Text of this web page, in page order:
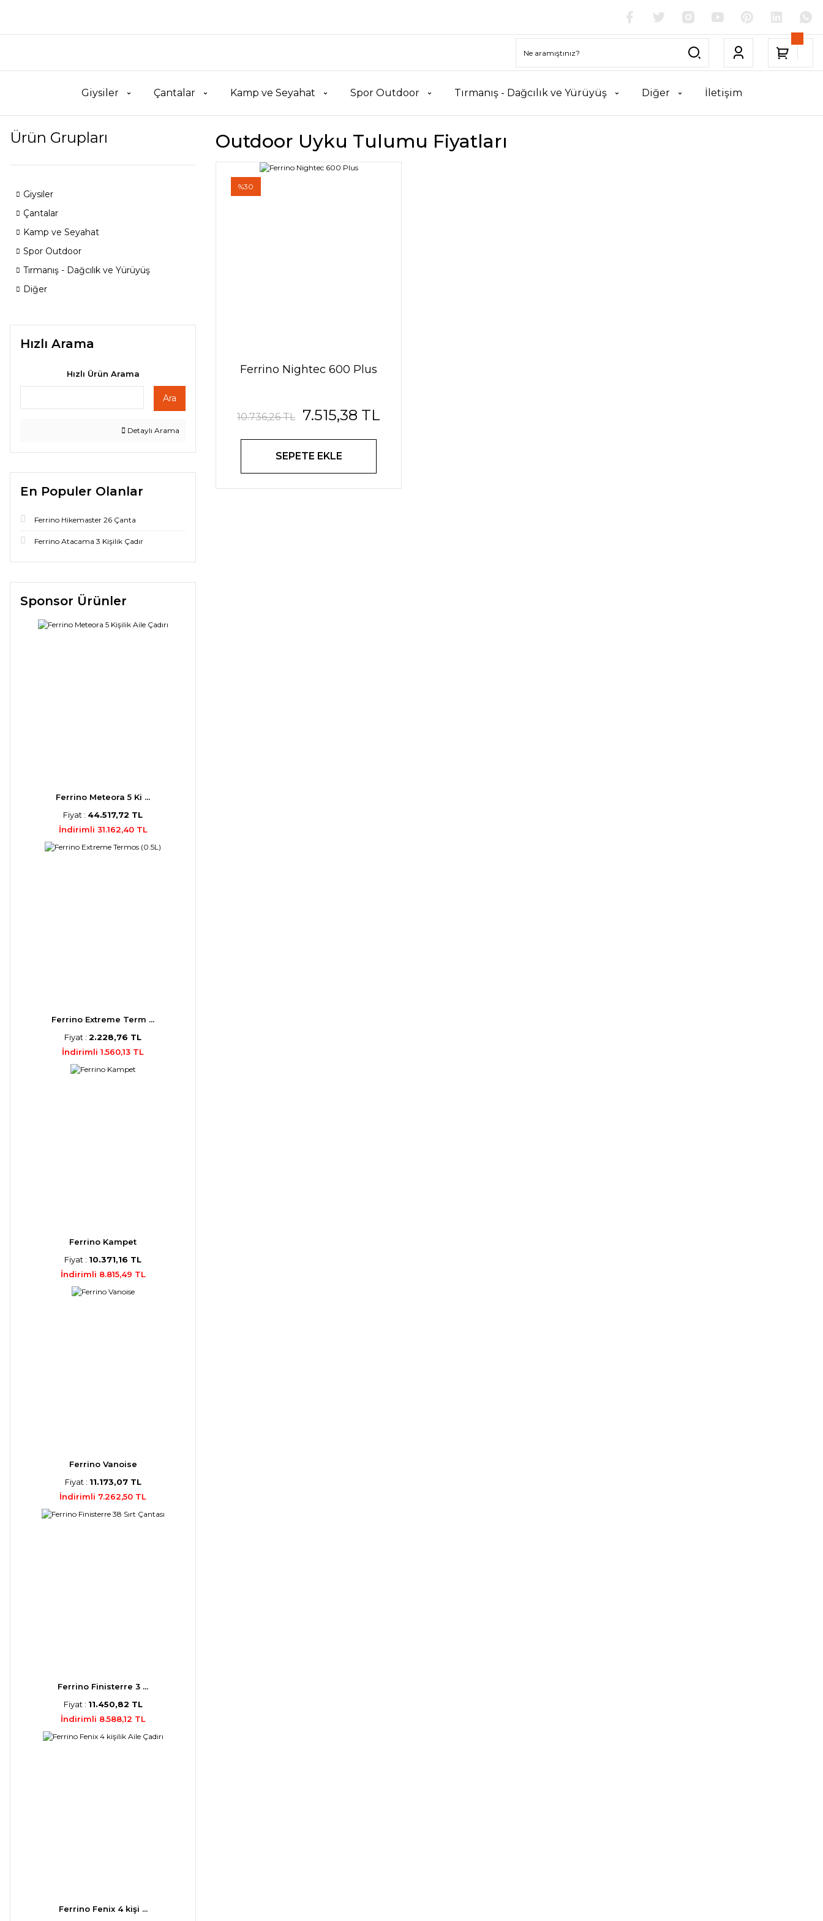
Giysiler Çantalar Kamp ve Seyahat Spor Outdoor Tırmanış - Dağcılık ve Yürüyüş Diğer İletişim
Ürün Grupları
Giysiler
Çantalar
Kamp ve Seyahat
Spor Outdoor
Tırmanış - Dağcılık ve Yürüyüş
Diğer
Hızlı Arama
Hızlı Ürün Arama
Ara
Detaylı Arama
En Populer Olanlar
Ferrino Hikemaster 26 Çanta
Ferrino Atacama 3 Kişilik Çadır
Sponsor Ürünler
Ferrino Meteora 5 Ki ...
Fiyat : 44.517,72 TL
İndirimli 31.162,40 TL
Ferrino Extreme Term ...
Fiyat : 2.228,76 TL
İndirimli 1.560,13 TL
Ferrino Kampet
Fiyat : 10.371,16 TL
İndirimli 8.815,49 TL
Ferrino Vanoise
Fiyat : 11.173,07 TL
İndirimli 7.262,50 TL
Ferrino Finisterre 3 ...
Fiyat : 11.450,82 TL
İndirimli 8.588,12 TL
Ferrino Fenix 4 kişi ...
Outdoor Uyku Tulumu Fiyatları
%30
Ferrino Nightec 600 Plus
10.736,26 TL 7.515,38 TL
SEPETE EKLE